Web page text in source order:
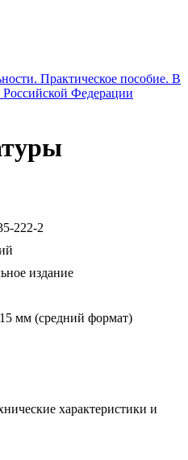
Практическое пособие. В
Российской Федерации
222-2
издание
мм (средний формат)
характеристики и